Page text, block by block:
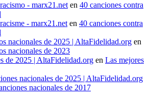
- marx21.neten 40 canciones contra
- marx21.neten 40 canciones contra
nacionales de 2025 | AltaFidelidad.org en
nacionales de 2023
de 2025 | AltaFidelidad.org en Las mejores
nacionales de 2025 | AltaFidelidad.org
nacionales de 2017